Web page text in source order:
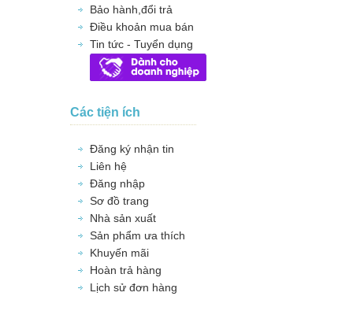
Bảo hành,đổi trả
Điều khoản mua bán
Tin tức - Tuyển dụng
Các tiện ích
Đăng ký nhận tin
Liên hệ
Đăng nhập
Sơ đồ trang
Nhà sản xuất
Sản phẩm ưa thích
Khuyến mãi
Hoàn trả hàng
Lịch sử đơn hàng